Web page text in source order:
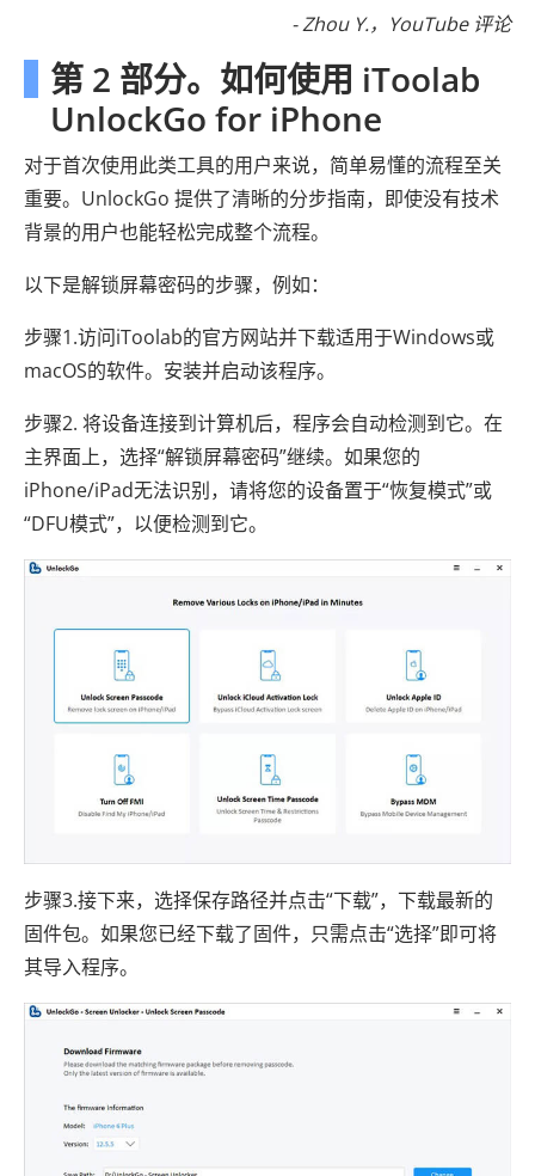
- Zhou Y.，YouTube 评论
第 2 部分。如何使用 iToolab
UnlockGo for iPhone
对于首次使用此类工具的用户来说，简单易懂的流程至关
重要。UnlockGo 提供了清晰的分步指南，即使没有技术
背景的用户也能轻松完成整个流程。
以下是解锁屏幕密码的步骤，例如：
步骤1.访问iToolab的官方网站并下载适用于Windows或
macOS的软件。安装并启动该程序。
步骤2. 将设备连接到计算机后，程序会自动检测到它。在
主界面上，选择“解锁屏幕密码”继续。如果您的
iPhone/iPad无法识别，请将您的设备置于“恢复模式”或
“DFU模式”，以便检测到它。
步骤3.接下来，选择保存路径并点击“下载”，下载最新的
固件包。如果您已经下载了固件，只需点击“选择”即可将
其导入程序。